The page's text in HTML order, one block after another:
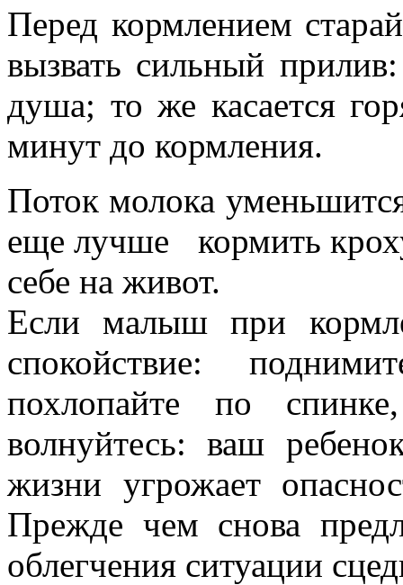
Перед кормлением
вызвать сильный
душа; то же касается
минут до кормления.
Поток молока
еще лучше кормить
себе на живот.
Если малыш при
спокойствие:
похлопайте по
волнуйтесь: ваш
жизни угрожает
Прежде чем снова
облегчения ситуации